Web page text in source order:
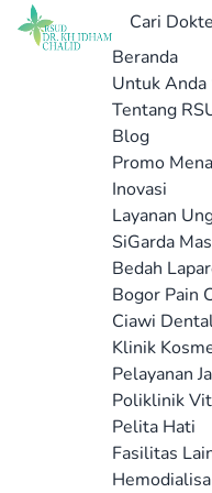
Cari
Beranda
Untuk Anda
Tentang
Blog
Promo
Inovasi
Layanan
SiGarda Mas
Bedah
Bogor Pain
Ciawi
Klinik
Pelayanan
Poliklinik
Pelita Hati
Fasilitas
Hemodialisa